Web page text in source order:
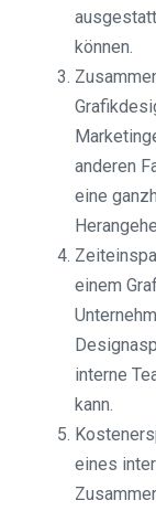
können.
anderen
eine
einem
interne
kann.
eines